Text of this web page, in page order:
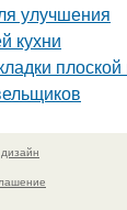
улучшения
кухни
плоской